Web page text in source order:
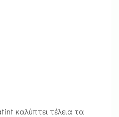
καλύπτει τέλεια τα